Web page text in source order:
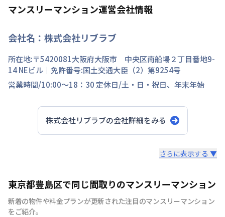
マンスリーマンション運営会社情報
会社名： 株式会社リブラブ
所在地:〒5420081大阪府大阪市 中央区南船場２丁目番地9-
14 NEビル ｜免許番号:国土交通大臣（2）第9254号
営業時間/10:00～18：30 定休日/土・日・祝日、年末年始
株式会社リブラブの会社詳細をみる
安心の日商エステムグループ｜創業30年以上の歴史を誇
る不動産のプロだからこそ、確かな実績があります。
さらに表示する ▼
東京都豊島区で同じ間取りのマンスリーマンション
新着の物件や料金プランが更新された注目のマンスリーマンション
をご紹介。